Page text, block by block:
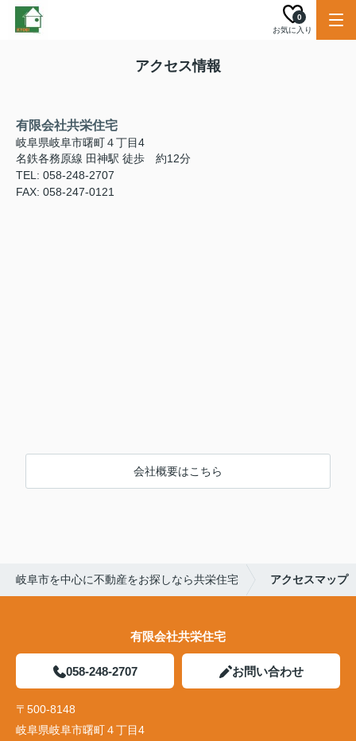
お気に入り
0
アクセス情報
有限会社共栄住宅
岐阜県岐阜市曙町４丁目4
名鉄各務原線 田神駅 徒歩 約12分
TEL: 058-248-2707
FAX: 058-247-0121
会社概要はこちら
岐阜市を中心に不動産をお探しなら共栄住宅 アクセスマップ
有限会社共栄住宅
058-248-2707 お問い合わせ
〒500-8148
岐阜県岐阜市曙町４丁目4